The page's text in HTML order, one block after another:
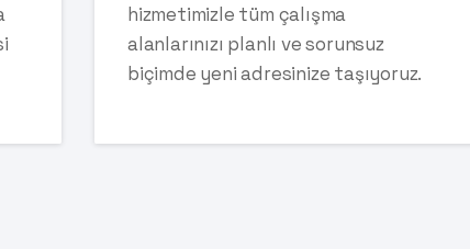
hizmetimizle tüm çalışma
alanlarınızı planlı ve sorunsuz
biçimde yeni adresinize taşıyoruz.